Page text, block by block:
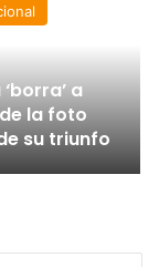
a
la foto
su triunfo